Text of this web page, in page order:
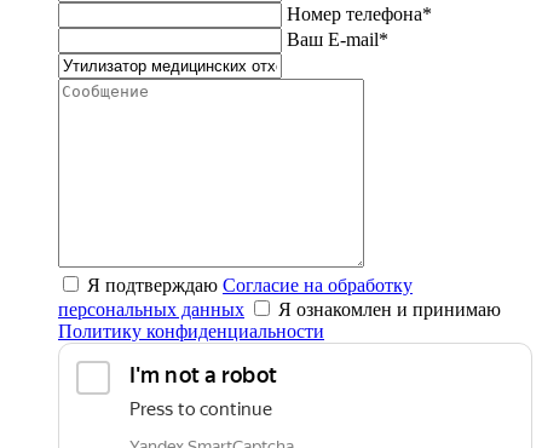
Номер телефона*
Ваш E-mail*
Я подтверждаю Согласие на обработку
персональных данных
Я ознакомлен и принимаю
Политику конфиденциальности